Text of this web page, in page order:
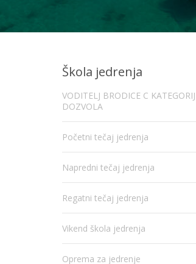
Škola jedrenja
VODITELJ BRODICE C
DOZVOLA
Početni tečaj jedrenja
Napredni tečaj jedrenja
Regatni tečaj jedrenja
Vikend škola jedrenja
Oprema za jedrenje